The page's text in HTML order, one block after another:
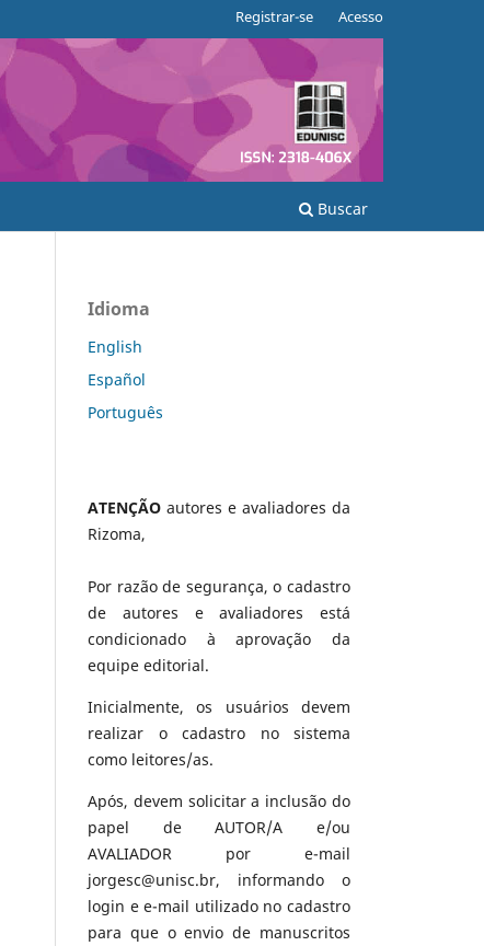
Buscar
Registrar-se Acesso
Idioma
English
Español
Português
ATENÇÃO autores e avaliadores da
Rizoma,
Por razão de segurança, o cadastro
de autores e avaliadores está
condicionado à aprovação da
equipe editorial.
Inicialmente, os usuários devem
realizar o cadastro no sistema
como leitores/as.
Após, devem solicitar a inclusão do
papel de AUTOR/A e/ou
AVALIADOR por e-mail
jorgesc@unisc.br, informando o
login e e-mail utilizado no cadastro
para que o envio de manuscritos